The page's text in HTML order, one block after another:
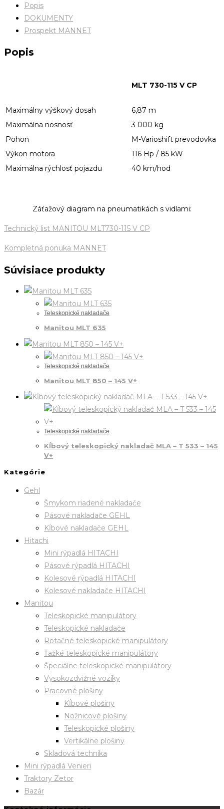
Popis
DOKUMENTY
Prospekt MANNET
Popis
MLT 730-115 V CP
Maximálny výškový dosah
6,87 m
Maximálna nosnosť
3 000 kg
Pohon
M-Varioshift prevodovka
Výkon motora
116 Hp / 85 kW
Maximálna rýchlosť pojazdu
40 km/hod
Záťažový diagram na pneumatikách s vidlami:
Technický list MANITOU MLT730-115 V CP
Kompletná ponuka MANNET
Súvisiace produkty
Teleskopické nakladače
Manitou MLT 635
Teleskopické nakladače
Manitou MLT 850 – 145 V+
Teleskopické nakladače
Kĺbový teleskopický nakladač MLA – T 533 – 145
V+
Kategórie
Gehl
Šmykom riadené nakladače
Pásové nakladače GEHL
Kĺbové nakladače GEHL
Hitachi
Mini rýpadlá HITACHI
Pásové rýpadlá HITACHI
Kolesové rýpadlá HITACHI
Kolesové nakladače HITACHI
Manitou
Teleskopické manipulátory
Teleskopické nakladače
Rotačné teleskopické manipulátory
Ťažké teleskopické manipulátory
Špeciálne teleskopické manipulátory
Vysokozdvižné vozíky
Pracovné plošiny
Kĺbové plošiny
Nožnicové plošiny
Teleskopické plošiny
Vertikálne plošiny
Skladová technika
Mini rýpadlá Venieri
Traktory Zetor
Bazár